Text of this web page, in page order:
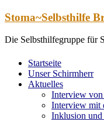
Zum
springen
Stoma~Selbsthilfe
Die Selbsthilfegruppe für
Startseite
Unser Schirmherr
Aktuelles
Interview
Interview mit
Inklusion und